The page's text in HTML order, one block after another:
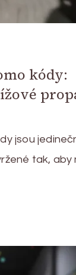
kódy:
jsou
tak, aby